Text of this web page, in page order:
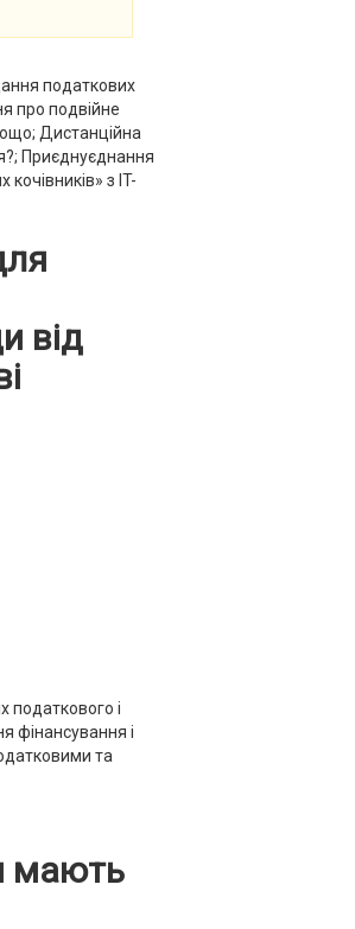
податкових
про подвійне
Дистанційна
Приєднуєднання
з IT-
від
податкового і
фінансування і
та
мають